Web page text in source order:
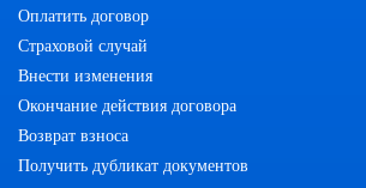
Оплатить договор
Страховой случай
Внести изменения
Окончание действия договора
Возврат взноса
Получить дубликат документов